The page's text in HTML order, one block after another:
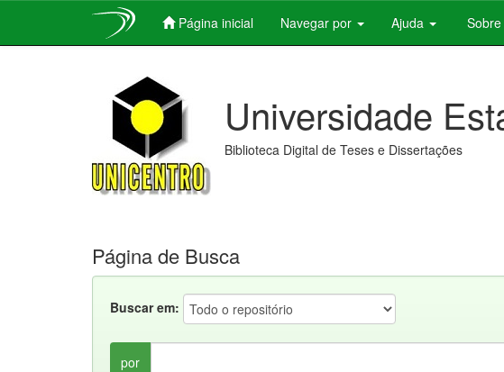
Página inicial Navegar por Ajuda
Universidade
Biblioteca Digital de Teses e Dissertações
Página de Busca
Buscar em:
por